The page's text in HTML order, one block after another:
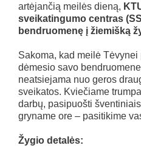
artėjančią meilės dieną,
sveikatingumo centras
bendruomenę į žiemišką
Sakoma, kad meilė
dėmesio savo
neatsiejama nuo geros
sveikatos. Kviečiame
darbų, pasipuošti
gryname ore – pasitikime
Žygio detalės: